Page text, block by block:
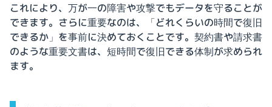
これにより、万が一の障害や攻撃でもデータを守ることが
できます。さらに重要なのは、「どれくらいの時間で復旧
できるか」を事前に決めておくことです。契約書や請求書
のような重要文書は、短時間で復旧できる体制が求められ
ます。